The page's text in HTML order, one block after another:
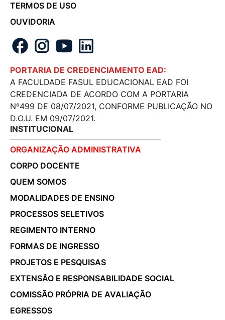
TERMOS DE USO
OUVIDORIA
PORTARIA DE CREDENCIAMENTO EAD:
A FACULDADE FASUL EDUCACIONAL EAD FOI
CREDENCIADA DE ACORDO COM A PORTARIA
Nº499 DE 08/07/2021, CONFORME PUBLICAÇÃO NO
D.O.U. EM 09/07/2021.
INSTITUCIONAL
ORGANIZAÇÃO ADMINISTRATIVA
CORPO DOCENTE
QUEM SOMOS
MODALIDADES DE ENSINO
PROCESSOS SELETIVOS
REGIMENTO INTERNO
FORMAS DE INGRESSO
PROJETOS E PESQUISAS
EXTENSÃO E RESPONSABILIDADE SOCIAL
COMISSÃO PRÓPRIA DE AVALIAÇÃO
EGRESSOS